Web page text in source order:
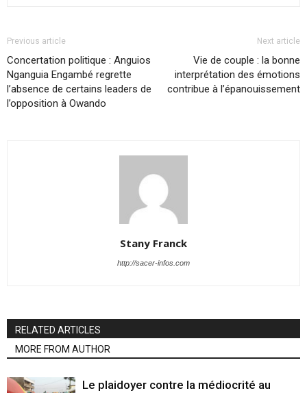
Previous article
Concertation politique : Anguios
Nganguia Engambé regrette
l’absence de certains leaders de
l’opposition à Owando
Next article
Vie de couple : la bonne
interprétation des émotions
contribue à l’épanouissement
Stany Franck
http://sacer-infos.com
RELATED ARTICLES
MORE FROM AUTHOR
Le plaidoyer contre la médiocrité au